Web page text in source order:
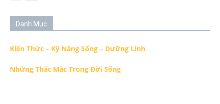
Danh Mục
Kiến Thức – Kỹ Năng Sống – Dưỡng Linh
Những Thắc Mắc Trong Đời Sống